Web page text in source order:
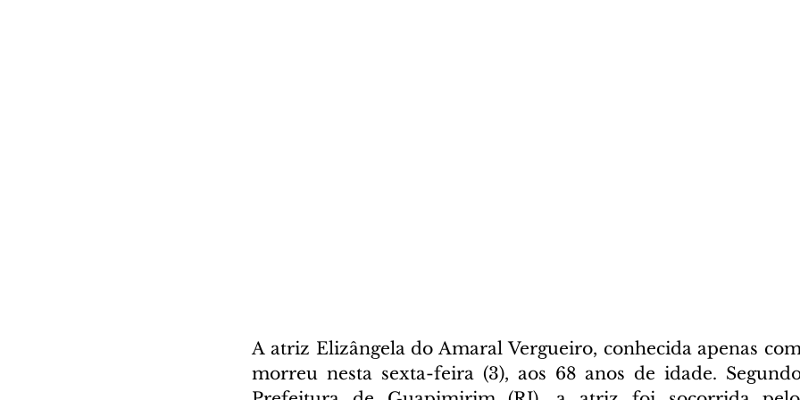
A atriz Elizângela do Amaral Vergueiro, conhecida apenas
morreu nesta sexta-feira (3), aos 68 anos de idade.